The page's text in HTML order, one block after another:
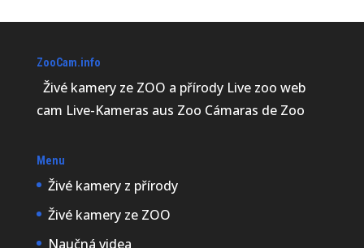
ZooCam.info
Živé kamery ze ZOO a přírody Live zoo web
cam Live-Kameras aus Zoo Cámaras de Zoo
Menu
Živé kamery z přírody
Živé kamery ze ZOO
Naučná videa